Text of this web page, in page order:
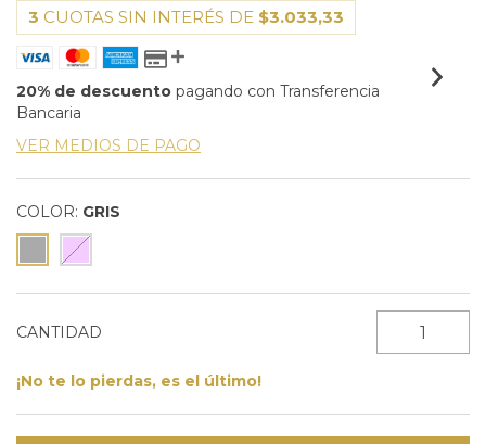
3 CUOTAS SIN INTERÉS DE $3.033,33
20% de descuento pagando con Transferencia
Bancaria
VER MEDIOS DE PAGO
COLOR: GRIS
CANTIDAD
¡No te lo pierdas, es el último!